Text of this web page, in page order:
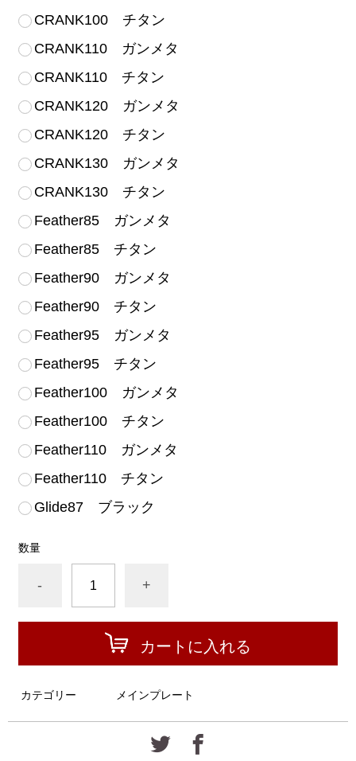
CRANK100 チタン
CRANK110 ガンメタ
CRANK110 チタン
CRANK120 ガンメタ
CRANK120 チタン
CRANK130 ガンメタ
CRANK130 チタン
Feather85 ガンメタ
Feather85 チタン
Feather90 ガンメタ
Feather90 チタン
Feather95 ガンメタ
Feather95 チタン
Feather100 ガンメタ
Feather100 チタン
Feather110 ガンメタ
Feather110 チタン
Glide87 ブラック
数量
- +
カートに入れる
カテゴリー メインプレート